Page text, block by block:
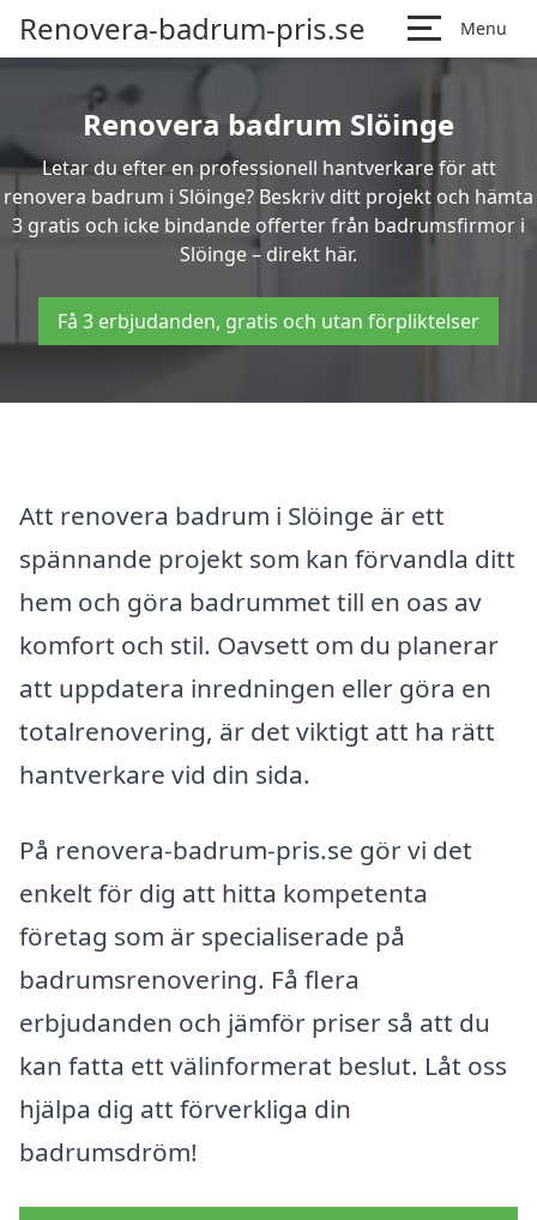
Renovera-badrum-pris.se Menu
Renovera badrum Slöinge
Letar du efter en professionell hantverkare för att
renovera badrum i Slöinge? Beskriv ditt projekt och hämta
3 gratis och icke bindande offerter från badrumsfirmor i
Slöinge – direkt här.
Få 3 erbjudanden, gratis och utan förpliktelser
Att renovera badrum i Slöinge är ett
spännande projekt som kan förvandla ditt
hem och göra badrummet till en oas av
komfort och stil. Oavsett om du planerar
att uppdatera inredningen eller göra en
totalrenovering, är det viktigt att ha rätt
hantverkare vid din sida.
På renovera-badrum-pris.se gör vi det
enkelt för dig att hitta kompetenta
företag som är specialiserade på
badrumsrenovering. Få flera
erbjudanden och jämför priser så att du
kan fatta ett välinformerat beslut. Låt oss
hjälpa dig att förverkliga din
badrumsdröm!